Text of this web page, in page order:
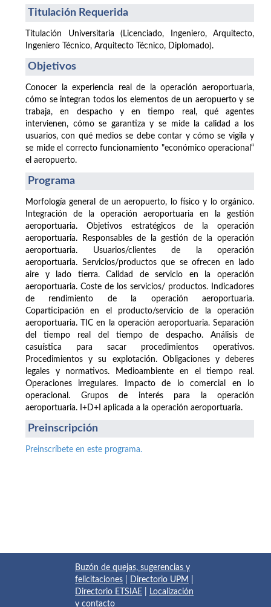
Titulación Requerida
Titulación Universitaria (Licenciado, Ingeniero, Arquitecto,
Ingeniero Técnico, Arquitecto Técnico, Diplomado).
Objetivos
Conocer la experiencia real de la operación aeroportuaria,
cómo se integran todos los elementos de un aeropuerto y se
trabaja, en despacho y en tiempo real, qué agentes
intervienen, cómo se garantiza y se mide la calidad a los
usuarios, con qué medios se debe contar y cómo se vigila y
se mide el correcto funcionamiento "económico operacional“
el aeropuerto.
Programa
Morfología general de un aeropuerto, lo físico y lo orgánico.
Integración de la operación aeroportuaria en la gestión
aeroportuaria. Objetivos estratégicos de la operación
aeroportuaria. Responsables de la gestión de la operación
aeroportuaria. Usuarios/clientes de la operación
aeroportuaria. Servicios/productos que se ofrecen en lado
aire y lado tierra. Calidad de servicio en la operación
aeroportuaria. Coste de los servicios/ productos. Indicadores
de rendimiento de la operación aeroportuaria.
Coparticipación en el producto/servicio de la operación
aeroportuaria. TIC en la operación aeroportuaria. Separación
del tiempo real del tiempo de despacho. Análisis de
casuística para sacar procedimientos operativos.
Procedimientos y su explotación. Obligaciones y deberes
legales y normativos. Medioambiente en el tiempo real.
Operaciones irregulares. Impacto de lo comercial en lo
operacional. Grupos de interés para la operación
aeroportuaria. I+D+I aplicada a la operación aeroportuaria.
Preinscripción
Preinscríbete en este programa.
Buzón de quejas, sugerencias y
felicitaciones
Directorio UPM
Directorio ETSIAE
Localización
y contacto